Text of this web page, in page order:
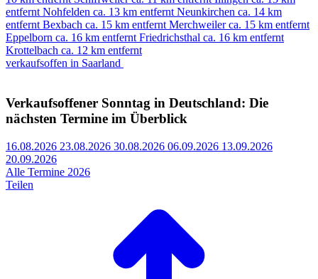
entfernt Nohfelden ca. 13 km entfernt Neunkirchen ca. 14 km
entfernt Bexbach ca. 15 km entfernt Merchweiler ca. 15 km entfernt
Eppelborn ca. 16 km entfernt Friedrichsthal ca. 16 km entfernt
Krottelbach ca. 12 km entfernt
verkaufsoffen in Saarland
Verkaufsoffener Sonntag in Deutschland: Die
nächsten Termine im Überblick
16.08.2026 23.08.2026 30.08.2026 06.09.2026 13.09.2026
20.09.2026
Alle Termine 2026
Teilen